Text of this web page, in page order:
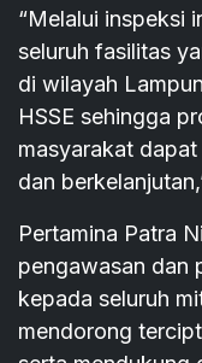
“Melalui inspeksi
seluruh fasilitas
di wilayah
HSSE sehingga
masyarakat
dan
Pertamina Patra
pengawasan dan
kepada seluruh
mendorong